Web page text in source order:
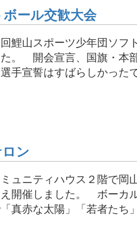
ボール交歓大会
鯉山スポーツ少年団ソフ
。 開会宣言、国旗・本
手宣誓はすばらしかっ
ン
ュニティハウス２階で岡
え開催しました。 ボーカ
「真赤な太陽」「若者た